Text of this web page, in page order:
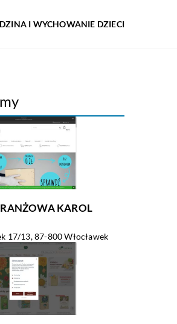
I WYCHOWANIE DZIECI
KAROL
17/13, 87-800 Włocławek